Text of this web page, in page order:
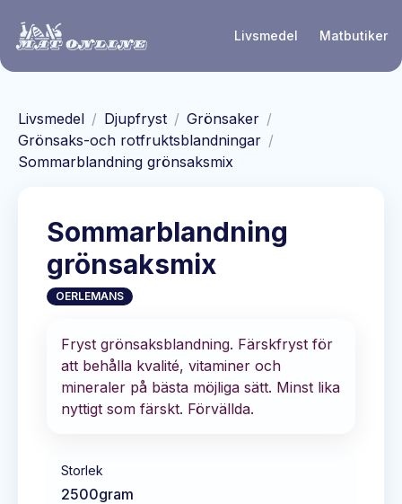
Livsmedel Matbutiker
Livsmedel / Djupfryst / Grönsaker /
Grönsaks-och rotfruktsblandningar /
Sommarblandning grönsaksmix
Sommarblandning
grönsaksmix
OERLEMANS
Fryst grönsaksblandning. Färskfryst för
att behålla kvalité, vitaminer och
mineraler på bästa möjliga sätt. Minst lika
nyttigt som färskt. Förvällda.
Storlek
2500gram